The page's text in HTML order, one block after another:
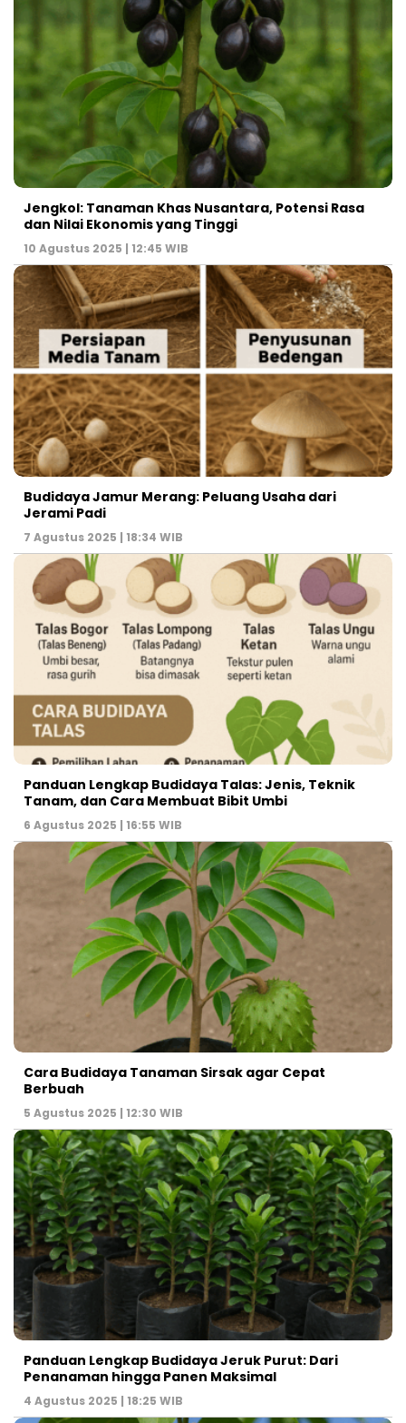
Jengkol: Tanaman Khas Nusantara, Potensi Rasa
dan Nilai Ekonomis yang Tinggi
10 Agustus 2025 | 12:45 WIB
Budidaya Jamur Merang: Peluang Usaha dari
Jerami Padi
7 Agustus 2025 | 18:34 WIB
Panduan Lengkap Budidaya Talas: Jenis, Teknik
Tanam, dan Cara Membuat Bibit Umbi
6 Agustus 2025 | 16:55 WIB
Cara Budidaya Tanaman Sirsak agar Cepat
Berbuah
5 Agustus 2025 | 12:30 WIB
Panduan Lengkap Budidaya Jeruk Purut: Dari
Penanaman hingga Panen Maksimal
4 Agustus 2025 | 18:25 WIB